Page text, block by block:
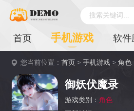
搜索关键词...
首页 手机游戏 软件
您当前位置：首页 >手机游戏 >角色
御妖伏魔录
游戏类别： 角色